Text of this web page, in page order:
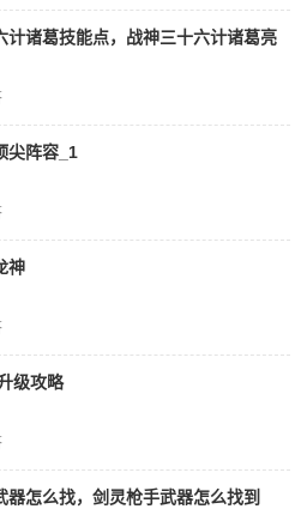
计诸葛技能点，战神三十六计诸葛亮
尖阵容_1
神
级攻略
器怎么找，剑灵枪手武器怎么找到